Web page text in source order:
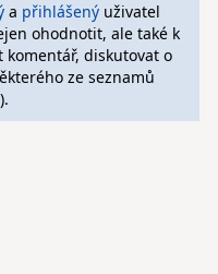
a přihlášenýuživatel
ohodnotit, ale také k
diskutovat o
ze seznamů